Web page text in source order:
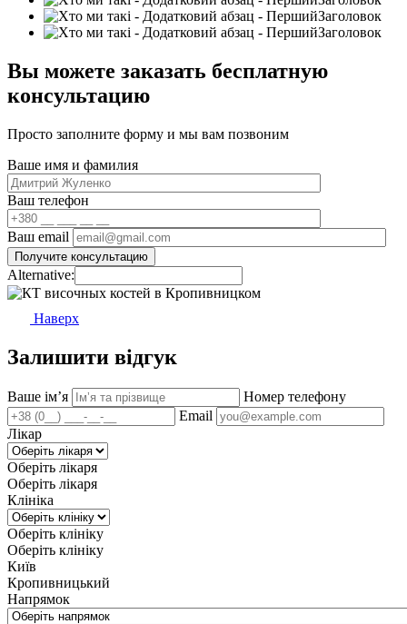
Вы можете заказать бесплатную
консультацию
Просто заполните форму и мы вам позвоним
Ваше имя и фамилия
Ваш телефон
Ваш email
Alternative:
Наверх
Залишити відгук
Ваше імʼя
Номер телефону
Email
Лікар
Оберіть лікаря
Оберіть лікаря
Клініка
Оберіть клініку
Оберіть клініку
Київ
Кропивницький
Напрямок